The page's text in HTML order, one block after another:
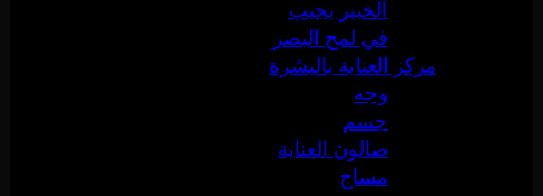
الخبير يجيب
في لمح البصر
مركز العناية بالبشرة
وجه
جسم
صالون العناية
مساج